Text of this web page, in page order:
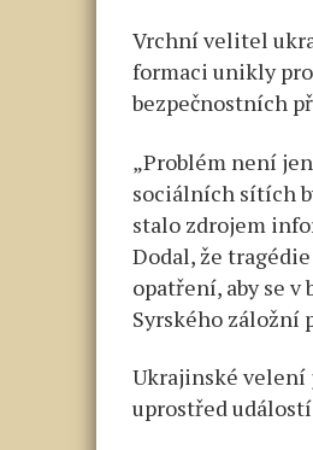
Vrchní velitel
formaci unikly
bezpečnostních
„Problém není
sociálních sítích
stalo zdrojem
Dodal, že
opatření, aby se
Syrského záložní
Ukrajinské velení
uprostřed